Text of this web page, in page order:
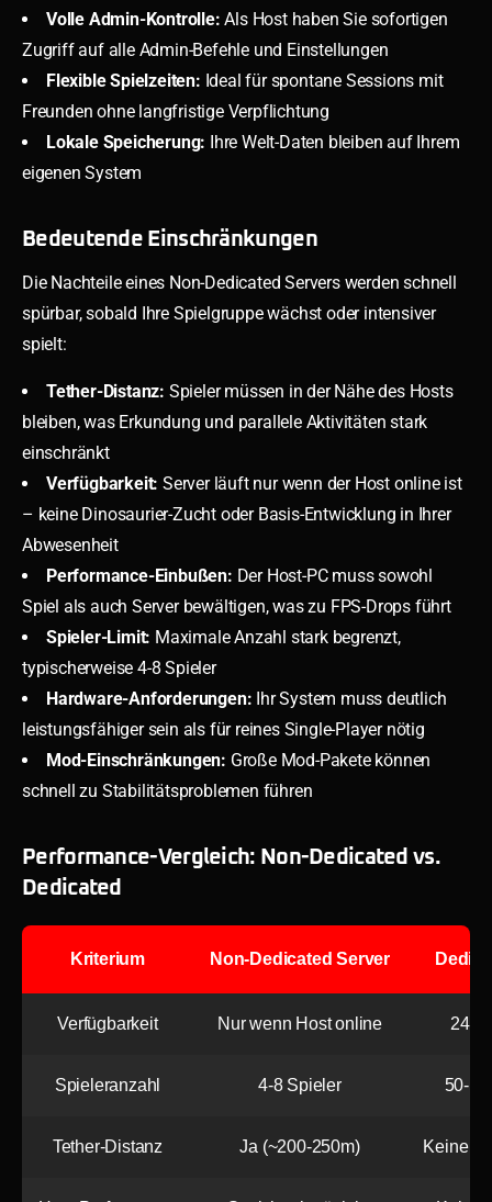
Volle Admin-Kontrolle: Als Host haben Sie sofortigen
Zugriff auf alle Admin-Befehle und Einstellungen
Flexible Spielzeiten: Ideal für spontane Sessions mit
Freunden ohne langfristige Verpflichtung
Lokale Speicherung: Ihre Welt-Daten bleiben auf Ihrem
eigenen System
Bedeutende Einschränkungen
Die Nachteile eines Non-Dedicated Servers werden schnell
spürbar, sobald Ihre Spielgruppe wächst oder intensiver
spielt:
Tether-Distanz: Spieler müssen in der Nähe des Hosts
bleiben, was Erkundung und parallele Aktivitäten stark
einschränkt
Verfügbarkeit: Server läuft nur wenn der Host online ist
– keine Dinosaurier-Zucht oder Basis-Entwicklung in Ihrer
Abwesenheit
Performance-Einbußen: Der Host-PC muss sowohl
Spiel als auch Server bewältigen, was zu FPS-Drops führt
Spieler-Limit: Maximale Anzahl stark begrenzt,
typischerweise 4-8 Spieler
Hardware-Anforderungen: Ihr System muss deutlich
leistungsfähiger sein als für reines Single-Player nötig
Mod-Einschränkungen: Große Mod-Pakete können
schnell zu Stabilitätsproblemen führen
Performance-Vergleich: Non-Dedicated vs.
Dedicated
Kriterium Non-Dedicated Server
Verfügbarkeit Nur wenn Host online 24/7
Spieleranzahl 4-8 Spieler 50-
Tether-Distanz Ja (~200-250m) Keine